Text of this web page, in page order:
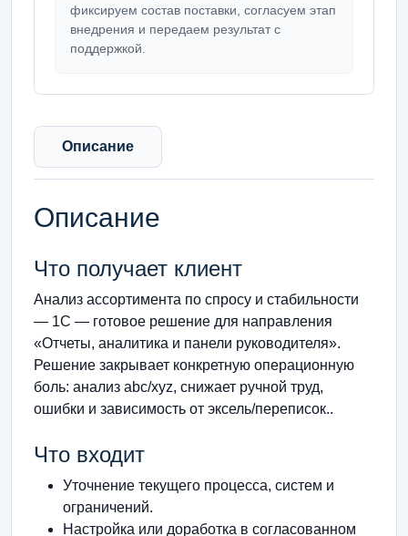
фиксируем состав поставки, согласуем этап
внедрения и передаем результат с
поддержкой.
Описание
Описание
Что получает клиент
Анализ ассортимента по спросу и стабильности
— 1С — готовое решение для направления
«Отчеты, аналитика и панели руководителя».
Решение закрывает конкретную операционную
боль: анализ abc/xyz, снижает ручной труд,
ошибки и зависимость от эксель/переписок..
Что входит
Уточнение текущего процесса, систем и
ограничений.
Настройка или доработка в согласованном